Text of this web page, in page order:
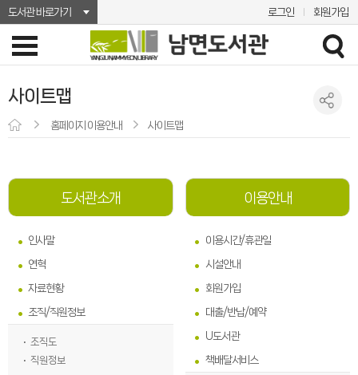
도서관 바로가기 로그인 회원가입
사이트맵
홈페이지 이용안내 사이트맵
도서관소개
인사말
연혁
자료현황
조직/직원정보
조직도
직원정보
이용안내
이용시간/휴관일
시설안내
회원가입
대출/반납/예약
U도서관
책배달서비스